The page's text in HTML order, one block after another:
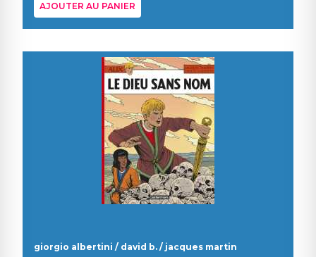
AJOUTER AU PANIER
giorgio albertini / david b. / jacques martin